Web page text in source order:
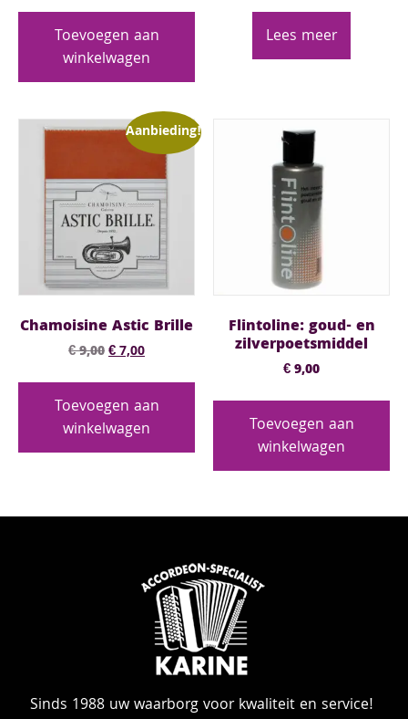
Toevoegen aan
winkelwagen
Lees meer
Aanbieding!
Chamoisine Astic Brille
€9,00€7,00
Toevoegen aan
winkelwagen
Flintoline: goud- en
zilverpoetsmiddel
€9,00
Toevoegen aan
winkelwagen
Sinds 1988 uw waarborg voor kwaliteit en service!